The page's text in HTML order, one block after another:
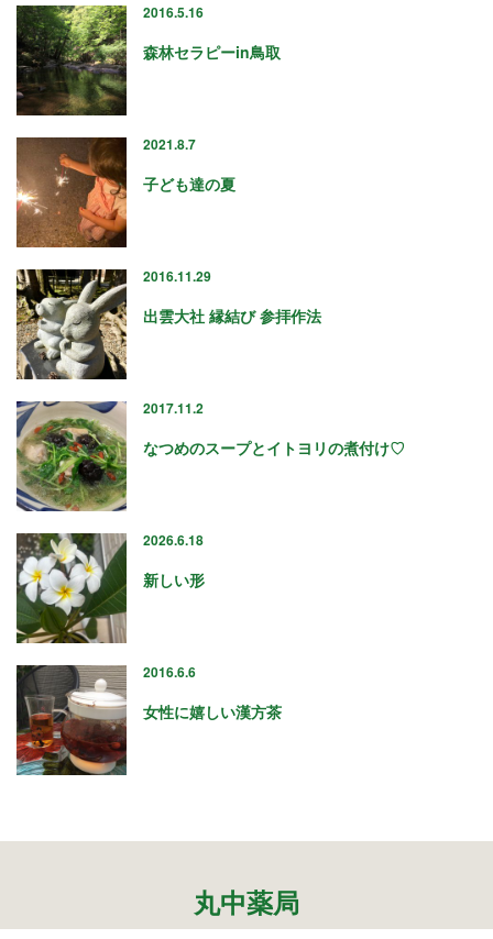
2016.5.16
森林セラピーin鳥取
2021.8.7
子ども達の夏
2016.11.29
出雲大社 縁結び 参拝作法
2017.11.2
なつめのスープとイトヨリの煮付け♡
2026.6.18
新しい形
2016.6.6
女性に嬉しい漢方茶
丸中薬局
« 7月
24
25
26
27
28
30
31
アーカイブ
2026年7月
2026年4月
2026年2月
2025年12月
2025年10月